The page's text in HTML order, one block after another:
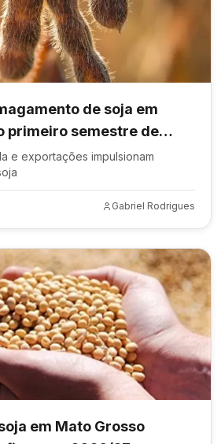
de soja em
primeiro semestre de
e exportações impulsionam
Gabriel Rodrigues
em Mato Grosso